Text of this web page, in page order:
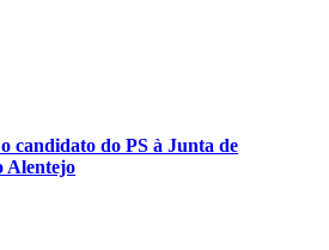
candidato do PS à Junta de
Alentejo